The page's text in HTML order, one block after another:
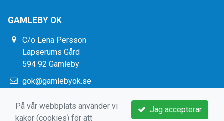
GAMLEBY OK
C/o Lena Persson
Lapserums Gård
594 92 Gamleby
gok@gamlebyok.se
Jag accepterar
På vår webbplats använder vi
kakor (cookies) för att